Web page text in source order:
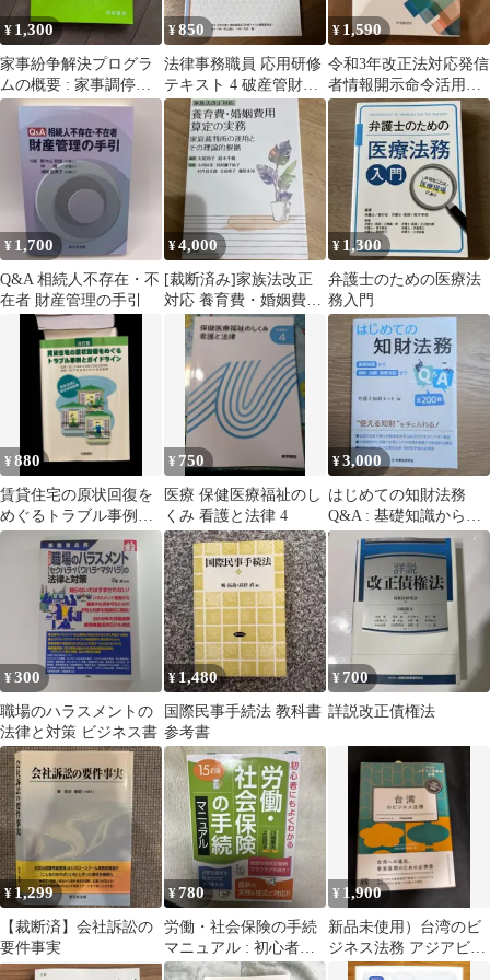
¥ 1,300
家事紛争解決プログラ
ムの概要 : 家事調停の
理論と技法
¥850
法律事務職員 応用研修
テキスト 4 破産管財
JALAP
¥ 1,590
令和3年改正法対応発信
者情報開示命令活用マ
ニュアル
¥ 1,700
Q&A 相続人不存在・不
在者 財産管理の手引
¥4,000
[裁断済み]家族法改正
対応 養育費・婚姻費用
算定の実務
¥ 1,300
弁護士のための医療法
務入門
¥880
賃貸住宅の原状回復を
めぐるトラブル事例と
ガイドライン : 敷金返
還と原状回復義務
¥ 750
医療 保健医療福祉のし
くみ 看護と法律 4
¥3,000
はじめての知財法務
Q&A : 基礎知識から契
約・出願・侵害対応ま
¥300
職場のハラスメントの
法律と対策 ビジネス書
¥1,480
国際民事手続法 教科書
参考書
¥ 700
詳説改正債権法
¥ 1,299
【裁断済】会社訴訟の
要件事実
¥780
労働・社会保険の手続
マニュアル : 初心者に
もよくわかる
¥ 1,900
新品未使用）台湾のビ
ジネス法務 アジアビジ
ネス法務の基礎